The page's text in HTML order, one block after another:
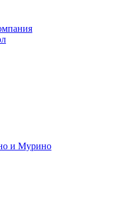
и Мурино